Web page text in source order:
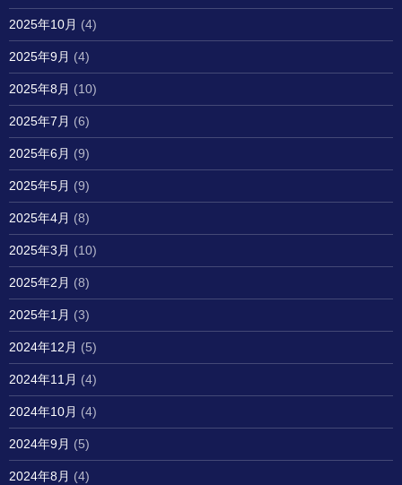
2025年10月 (4)
2025年9月 (4)
2025年8月 (10)
2025年7月 (6)
2025年6月 (9)
2025年5月 (9)
2025年4月 (8)
2025年3月 (10)
2025年2月 (8)
2025年1月 (3)
2024年12月 (5)
2024年11月 (4)
2024年10月 (4)
2024年9月 (5)
2024年8月 (4)